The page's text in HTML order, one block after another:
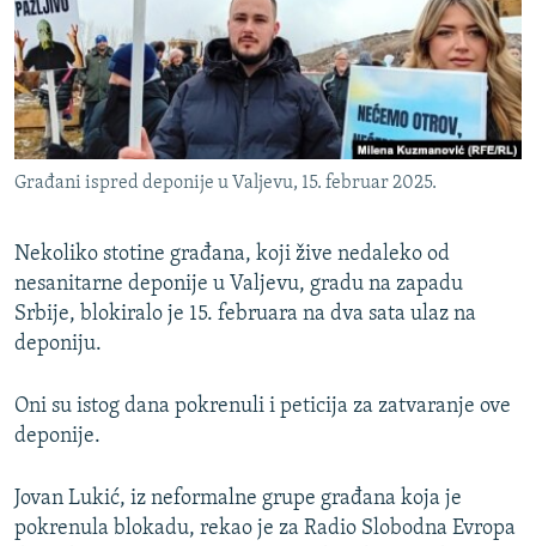
ISPRIČAJ MI
DNEVNO@RSE
SPECIJALI RSE
VIŠE OD NASLOVA
GENOCID U SREBRENICI
POPLAVE I KLIZIŠTA U BIH 2024.
TV LIBERTY
POST SCRIPTUM
TRI DECENIJE OD RATA U BIH
SVE KARTE DEJTONA
NASTANAK I RASPAD JUGOSLAVIJE
PRATITE NAS
Sve RFE/RL stranice
Građani ispred deponije u Valjevu, 15. februar 2025.
Nekoliko stotine građana, koji žive nedaleko od
nesanitarne deponije u Valjevu, gradu na zapadu
Srbije, blokiralo je 15. februara na dva sata ulaz na
deponiju.
Oni su istog dana pokrenuli i peticija za zatvaranje ove
deponije.
Jovan Lukić, iz neformalne grupe građana koja je
pokrenula blokadu, rekao je za Radio Slobodna Evropa